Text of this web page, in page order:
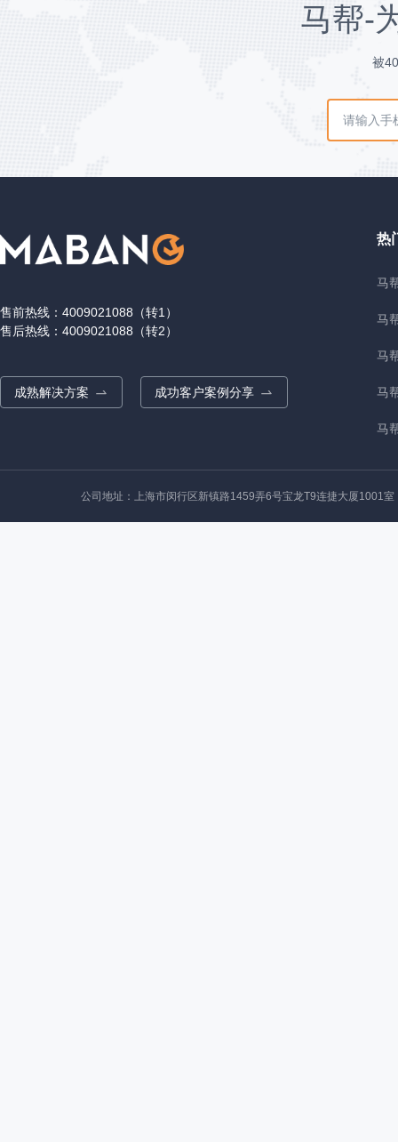
马帮-
被
售前热线：4009021088（转1）
售后热线：4009021088（转2）
成熟解决方案 成功客户案例分享
热
马
马
马
马
马
公司地址：上海市闵行区新镇路1459弄6号宝龙T9连捷大厦1001室